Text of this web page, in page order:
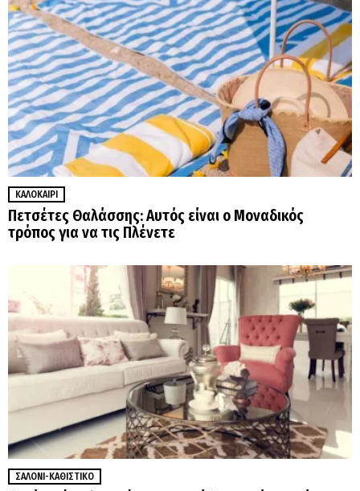
ΚΑΛΟΚΑΊΡΙ
Πετσέτες Θαλάσσης: Αυτός είναι ο Μοναδικός
τρόπος για να τις Πλένετε
ΣΑΛΌΝΙ-ΚΑΘΙΣΤΙΚΌ